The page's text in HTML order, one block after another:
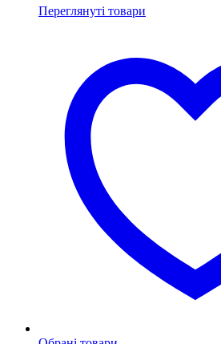
Переглянуті товари